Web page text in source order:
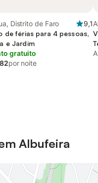
Distrito de Faro
9,1
de férias para 4 pessoas,
e Jardim
gratuito
por noite
Albufeira